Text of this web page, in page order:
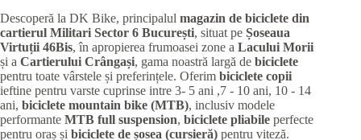
Descoperă la DK Bike, principalul magazin de biciclete din
cartierul Militari Sector 6 București, situat pe Șoseaua
Virtuții 46Bis, în apropierea frumoasei zone a Lacului Morii
și a Cartierului Crângași, gama noastră largă de biciclete
pentru toate vârstele și preferințele. Oferim biciclete copii
ieftine pentru varste cuprinse intre 3- 5 ani ,7 - 10 ani, 10 - 14
ani, biciclete mountain bike (MTB), inclusiv modele
performante MTB full suspension, biciclete pliabile perfecte
pentru oraș și biciclete de șosea (cursieră) pentru viteză.